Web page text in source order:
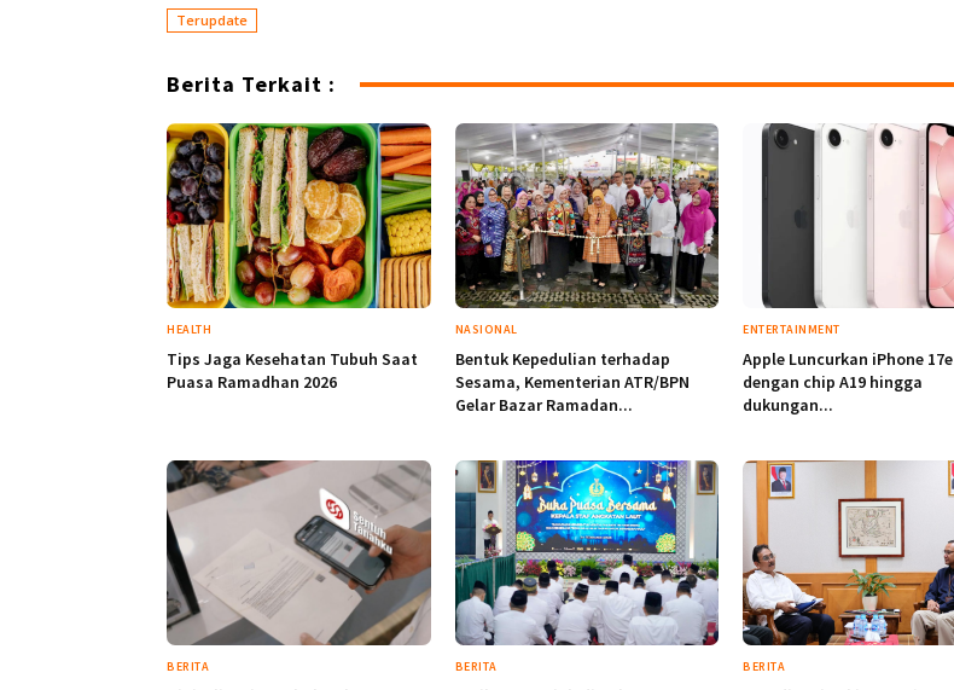
Terupdate
Berita Terkait :
HEALTH
Tips Jaga Kesehatan Tubuh Saat
Puasa Ramadhan 2026
NASIONAL
Bentuk Kepedulian terhadap
Sesama, Kementerian ATR/BPN
Gelar Bazar Ramadan...
ENTERTAINMENT
Apple Luncurkan iPhone 17e
dengan chip A19 hingga
dukungan...
BERITA BERITA BERITA